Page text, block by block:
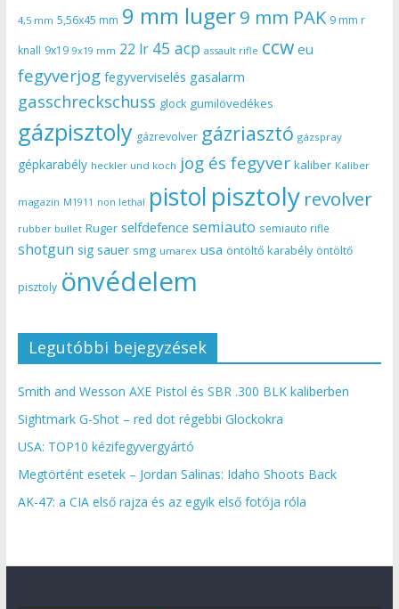
4,5 mm 5,56x45 mm 9 mm luger9 mm PAK 9 mm r
knall 9x19 9x19 mm 22 lr 45 acp assault rifle ccw eu
fegyverjog fegyverviselés gasalarm
gasschreckschuss glock gumilövedékes
gázpisztoly gázrevolver gázriasztó gázspray
gépkarabély heckler und koch jog és fegyver kaliber Kaliber
magazin M1911 non lethal pistol pisztoly revolver
rubber bullet Ruger selfdefence semiauto semiauto rifle
shotgun sig sauer smg umarex usa öntöltő karabély öntöltő
pisztoly önvédelem
Legutóbbi bejegyzések
Smith and Wesson AXE Pistol és SBR .300 BLK kaliberben
Sightmark G-Shot – red dot régebbi Glockokra
USA: TOP10 kézifegyvergyártó
Megtörtént esetek – Jordan Salinas: Idaho Shoots Back
AK-47: a CIA első rajza és az egyik első fotója róla